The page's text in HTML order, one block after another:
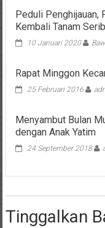
Peduli Penghijauan,
Kembali Tanam
10 Januari 2020
Rapat Minggon
25 Februari 2016
Menyambut Bulan
dengan Anak Yatim
24 September 2018
Tinggalkan